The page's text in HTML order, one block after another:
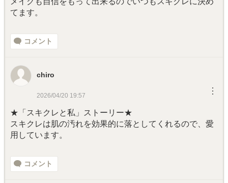
てます。
コメント
chiro
2026/04/20 19:57 ︙
★「スキクレと私」ストーリー★
スキクレは肌の汚れを効果的に落としてくれるので、愛
用しています。
コメント